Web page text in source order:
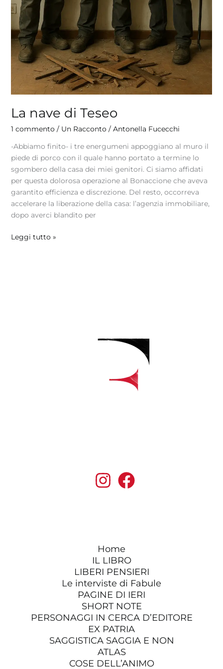
La nave di Teseo
1 commento / Un Racconto/ Antonella Fucecchi
-Abbiamo finito- i tre energumeni appoggiano al muro il
piede di porco con il quale hanno portato a termine lo
sgombero della casa dei miei genitori. Ci siamo affidati
per questa dolorosa operazione al Bonaccione che aveva
garantito efficienza e discrezione. Del resto, occorreva
accelerare la liberazione della casa: l’agenzia immobiliare,
dopo averci blandito per
Leggi tutto »
Home
IL LIBRO
LIBERI PENSIERI
Le interviste di Fabule
PAGINE DI IERI
SHORT NOTE
PERSONAGGI IN CERCA D’EDITORE
EX PATRIA
SAGGISTICA SAGGIA E NON
ATLAS
COSE DELL’ANIMO